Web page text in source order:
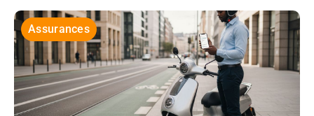
Assurances